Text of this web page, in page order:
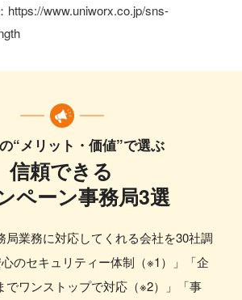
https://www.uniworx.co.jp/sns-
“メリット・価値”で選ぶ
信頼できる
ペーン事務局3選
局業務に対応してくれる会社を30社調
のセキュリティー体制（※1）」「企
でワンストップで対応（※2）」「事